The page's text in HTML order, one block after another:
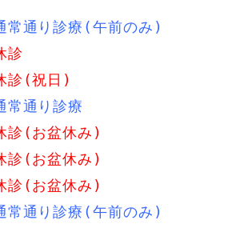
通り診療(午前のみ)
診
診(祝日)
通り診療
診(お盆休み)
診(お盆休み)
診(お盆休み)
通り診療(午前のみ)